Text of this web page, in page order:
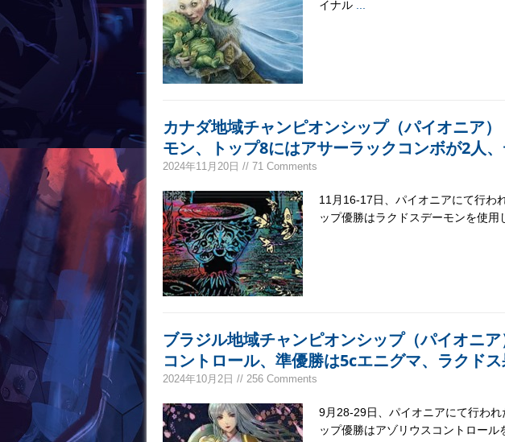
イナル
カナダ地域チャンピオンシップ（パイオニア
モン、トップ8にはアサーラックコンボが2人
2024年11月20日 // 71 Comments
11月16-17日、パイオニアにて行わ
ップ優勝はラクドスデーモンを使用
ブラジル地域チャンピオンシップ（パイオニ
コントロール、準優勝は5cエニグマ、ラクド
2024年10月2日 // 256 Comments
9月28-29日、パイオニアにて行わ
ップ優勝はアゾリウスコントロール